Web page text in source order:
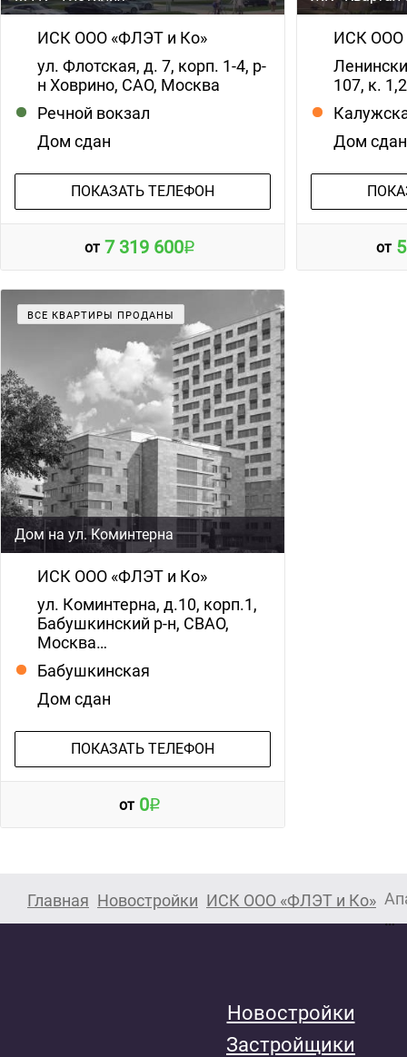
ИСК ООО «ФЛЭТ и Ко»
ул. Флотская, д. 7, корп. 1-4, р-
н Ховрино, САО, Москва
Речной вокзал
Дом сдан
ПОКАЗАТЬ ТЕЛЕФОН
от 7 319 600
ИСК ООО
107, к.
Дом сдан
от
ВСЕ КВАРТИРЫ ПРОДАНЫ
Дом на ул. Коминтерна
ИСК ООО «ФЛЭТ и Ко»
ул. Коминтерна, д.10, корп.1,
Бабушкинский р-н, СВАО,
Москва…
Бабушкинская
Дом сдан
ПОКАЗАТЬ ТЕЛЕФОН
от 0
Главная Новостройки ИСК ООО «ФЛЭТ и Ко»
Новостройки
Застройщики